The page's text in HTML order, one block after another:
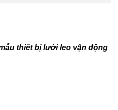
thiết bị lưới leo vận động